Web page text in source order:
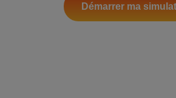
Démarrer ma